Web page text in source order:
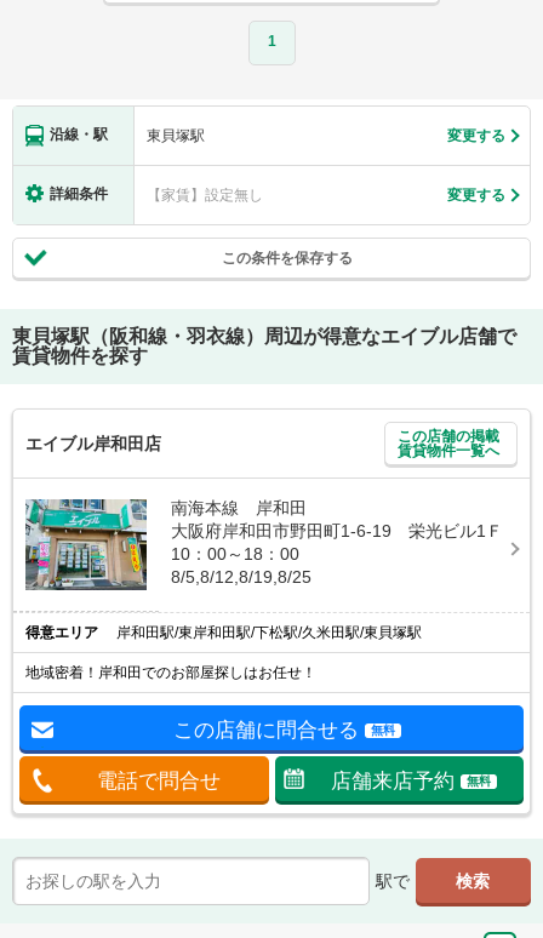
1
沿線・駅 東貝塚駅 変更する
詳細条件 【家賃】設定無し 変更する
この条件を保存する
東貝塚駅（阪和線・羽衣線）
周辺が得意なエイブル店舗で
賃貸物件を探す
エイブル岸和田店
この店舗の掲載
賃貸物件一覧へ
南海本線 岸和田
大阪府岸和田市野田町1-6-19 栄光ビル1Ｆ
10：00～18：00
8/5,8/12,8/19,8/25
得意エリア 岸和田駅/東岸和田駅/下松駅/久米田駅/東貝塚駅
地域密着！岸和田でのお部屋探しはお任せ！
この店舗に問合せる 無料
電話で問合せ 店舗来店予約 無料
駅で